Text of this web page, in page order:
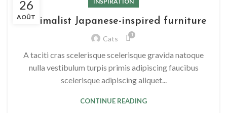
26
AOÛT
Minimalist Japanese-inspired furniture
Cats 1
A taciti cras scelerisque scelerisque gravida natoque
nulla vestibulum turpis primis adipiscing faucibus
scelerisque adipiscing aliquet...
CONTINUE READING